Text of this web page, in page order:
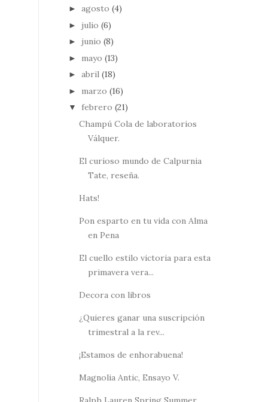
► agosto (4)
► julio (6)
► junio (8)
► mayo (13)
► abril (18)
► marzo (16)
▼ febrero (21)
Champú Cola de laboratorios
Válquer.
El curioso mundo de Calpurnia
Tate, reseña.
Hats!
Pon esparto en tu vida con Alma
en Pena
El cuello estilo victoria para esta
primavera vera...
Decora con libros
¿Quieres ganar una suscripción
trimestral a la rev...
¡Estamos de enhorabuena!
Magnolia Antic, Ensayo V.